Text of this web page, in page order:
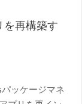
を再構築す
ッケージマネ